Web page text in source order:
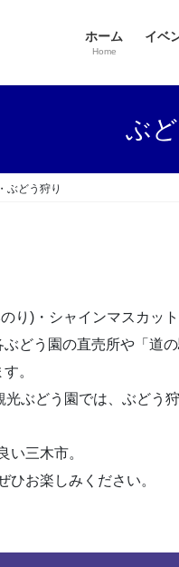
ホーム
Home
イベ
ぶ
ぶどう狩り
り)・シャインマスカッ
どう園の直売所や「道
。
ぶどう園では、ぶどう
い三木市。
ひお楽しみください。